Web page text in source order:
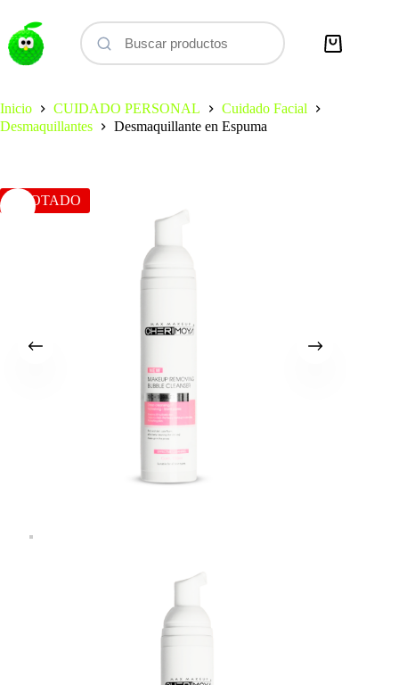
contenido
Carro
Inicio
CUIDADO PERSONAL
Cuidado Facial
Desmaquillantes
Desmaquillante en Espuma
AGOTADO